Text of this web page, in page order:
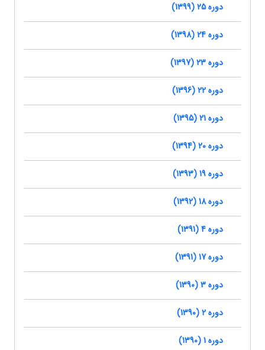
دوره 25 (1399)
دوره 24 (1398)
دوره 23 (1397)
دوره 22 (1396)
دوره 21 (1395)
دوره 20 (1394)
دوره 19 (1393)
دوره 18 (1392)
دوره 4 (1391)
دوره 17 (1391)
دوره 3 (1390)
دوره 2 (1390)
دوره 1 (1390)